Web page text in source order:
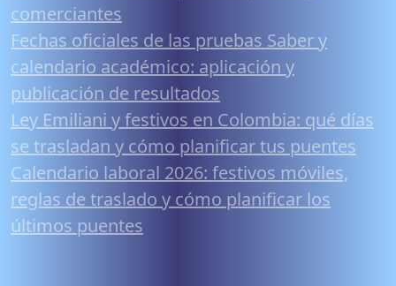
comerciantes
Fechas oficiales de las pruebas Saber y
calendario académico: aplicación y
publicación de resultados
Ley Emiliani y festivos en Colombia: qué días
se trasladan y cómo planificar tus puentes
Calendario laboral 2026: festivos móviles,
reglas de traslado y cómo planificar los
últimos puentes